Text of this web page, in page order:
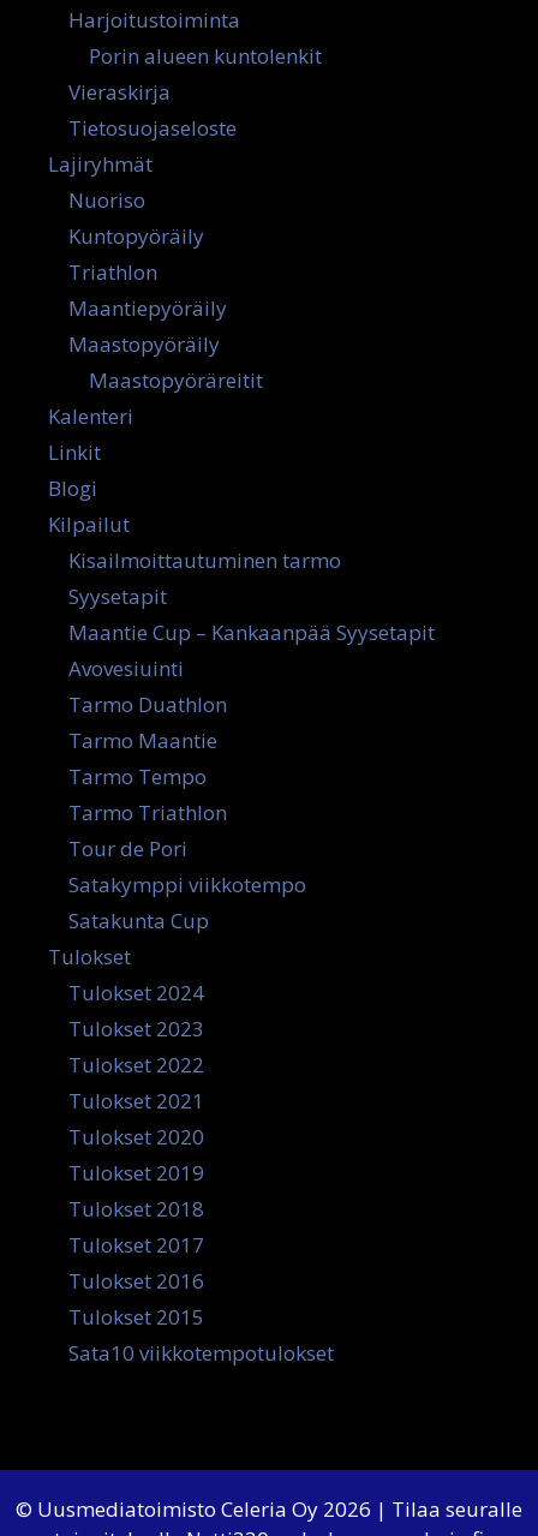
Harjoitustoiminta
Porin alueen kuntolenkit
Vieraskirja
Tietosuojaseloste
Lajiryhmät
Nuoriso
Kuntopyöräily
Triathlon
Maantiepyöräily
Maastopyöräily
Maastopyöräreitit
Kalenteri
Linkit
Blogi
Kilpailut
Kisailmoittautuminen tarmo
Syysetapit
Maantie Cup – Kankaanpää Syysetapit
Avovesiuinti
Tarmo Duathlon
Tarmo Maantie
Tarmo Tempo
Tarmo Triathlon
Tour de Pori
Satakymppi viikkotempo
Satakunta Cup
Tulokset
Tulokset 2024
Tulokset 2023
Tulokset 2022
Tulokset 2021
Tulokset 2020
Tulokset 2019
Tulokset 2018
Tulokset 2017
Tulokset 2016
Tulokset 2015
Sata10 viikkotempotulokset
© Uusmediatoimisto Celeria Oy 2026 | Tilaa seuralle